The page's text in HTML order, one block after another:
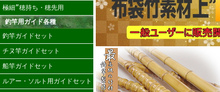
極細”穂持ち・穂先用
釣竿用ガイド各種
釣竿ガイドセット
チヌ竿ガイドセット
船竿ガイドセット
ルアー・ソルト用ガイドセット